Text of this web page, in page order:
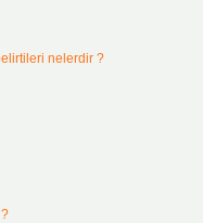
nelerdir ?